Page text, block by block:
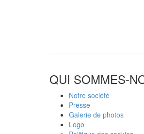
QUI SOMMES-
Notre société
Presse
Galerie de photos
Logo